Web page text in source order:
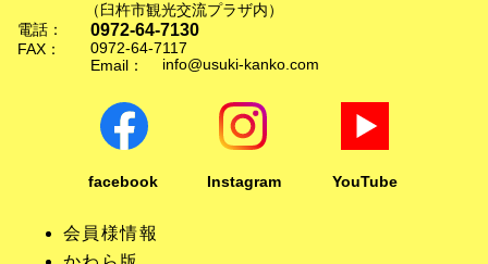
（臼杵市観光交流プラザ内）
電話：
0972-64-7130
FAX：
0972-64-7117
Email：
info@usuki-kanko.com
facebook Instagram YouTube
会員様情報